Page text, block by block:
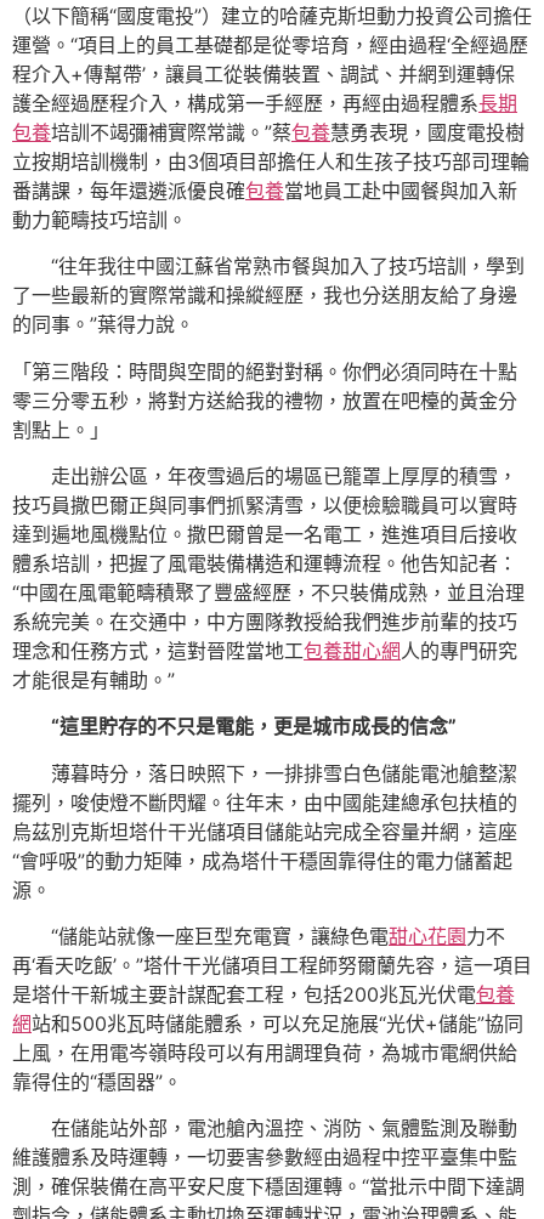
（以下簡稱“國度電投”）建立的哈薩克斯坦動力投資公司擔任
運營。“項目上的員工基礎都是從零培育，經由過程‘全經過歷
程介入+傳幫帶’，讓員工從裝備裝置、調試、并網到運轉保
護全經過歷程介入，構成第一手經歷，再經由過程體系長期
包養培訓不竭彌補實際常識。”蔡包養慧勇表現，國度電投樹
立按期培訓機制，由3個項目部擔任人和生孩子技巧部司理輪
番講課，每年還遴派優良確包養當地員工赴中國餐與加入新
動力範疇技巧培訓。
“往年我往中國江蘇省常熟市餐與加入了技巧培訓，學到
了一些最新的實際常識和操縱經歷，我也分送朋友給了身邊
的同事。”葉得力說。
「第三階段：時間與空間的絕對對稱。你們必須同時在十點
零三分零五秒，將對方送給我的禮物，放置在吧檯的黃金分
割點上。」
走出辦公區，年夜雪過后的場區已籠罩上厚厚的積雪，
技巧員撒巴爾正與同事們抓緊清雪，以便檢驗職員可以實時
達到遍地風機點位。撒巴爾曾是一名電工，進進項目后接收
體系培訓，把握了風電裝備構造和運轉流程。他告知記者：
“中國在風電範疇積聚了豐盛經歷，不只裝備成熟，並且治理
系統完美。在交通中，中方團隊教授給我們進步前輩的技巧
理念和任務方式，這對晉陞當地工包養甜心網人的專門研究
才能很是有輔助。”
“這里貯存的不只是電能，更是城市成長的信念”
薄暮時分，落日映照下，一排排雪白色儲能電池艙整潔
擺列，唆使燈不斷閃耀。往年末，由中國能建總承包扶植的
烏茲別克斯坦塔什干光儲項目儲能站完成全容量并網，這座
“會呼吸”的動力矩陣，成為塔什干穩固靠得住的電力儲蓄起
源。
“儲能站就像一座巨型充電寶，讓綠色電甜心花園力不
再‘看天吃飯’。”塔什干光儲項目工程師努爾蘭先容，這一項目
是塔什干新城主要計謀配套工程，包括200兆瓦光伏電包養
網站和500兆瓦時儲能體系，可以充足施展“光伏+儲能”協同
上風，在用電岑嶺時段可以有用調理負荷，為城市電網供給
靠得住的“穩固器”。
在儲能站外部，電池艙內溫控、消防、氣體監測及聯動
維護體系及時運轉，一切要害參數經由過程中控平臺集中監
測，確保裝備在高平安尺度下穩固運轉。“當批示中間下達調